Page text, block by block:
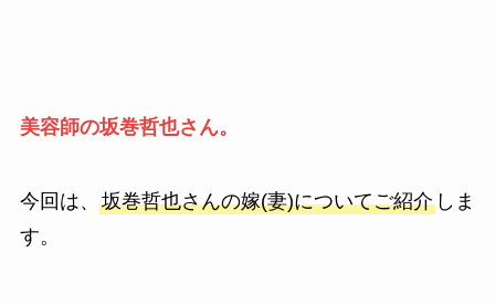
美容師の坂巻哲也さん。
今回は、 坂巻哲也さんの嫁(妻)についてご紹介しま
す。